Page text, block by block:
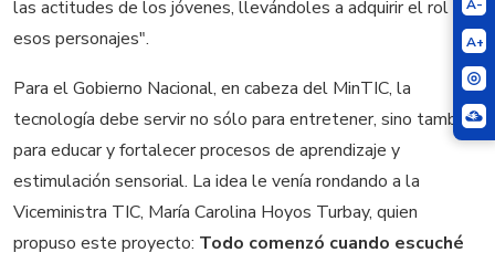
A+
las actitudes de los jóvenes, llevándoles a adquirir el rol de
esos personajes".
Para el Gobierno Nacional, en cabeza del MinTIC, la
tecnología debe servir no sólo para entretener, sino también
para educar y fortalecer procesos de aprendizaje y
estimulación sensorial. La idea le venía rondando a la
Viceministra TIC, María Carolina Hoyos Turbay, quien
propuso este proyecto:  Todo comenzó cuando escuché